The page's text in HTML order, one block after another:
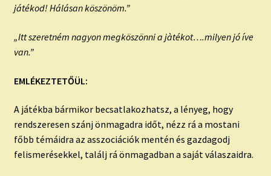
játékod! Hálásan köszönöm.”
„Itt szeretném nagyon megköszönni a jàtékot….milyen jó íve
van.”
EMLÉKEZTETŐÜL:
A játékba bármikor becsatlakozhatsz, a lényeg, hogy
rendszeresen szánj önmagadra időt, nézz rá a mostani
főbb témáidra az asszociációk mentén és gazdagodj
felismerésekkel, találj rá önmagadban a saját válaszaidra.